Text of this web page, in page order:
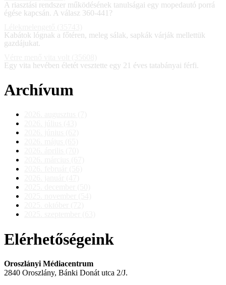
A riasztási rendszer működésének tanulságai egy mopedautó porrá
égése kapcsán. A válasz 360-441?
Kabátok lógnak a főtéren, meleg sálak, sapkák várják mellettük
gazdájukat.
Egy vita hevében életét vesztette egy 21 éves tatabányai férfi.
Archívum
Elérhetőségeink
Oroszlányi Médiacentrum
2840 Oroszlány, Bánki Donát utca 2/J.